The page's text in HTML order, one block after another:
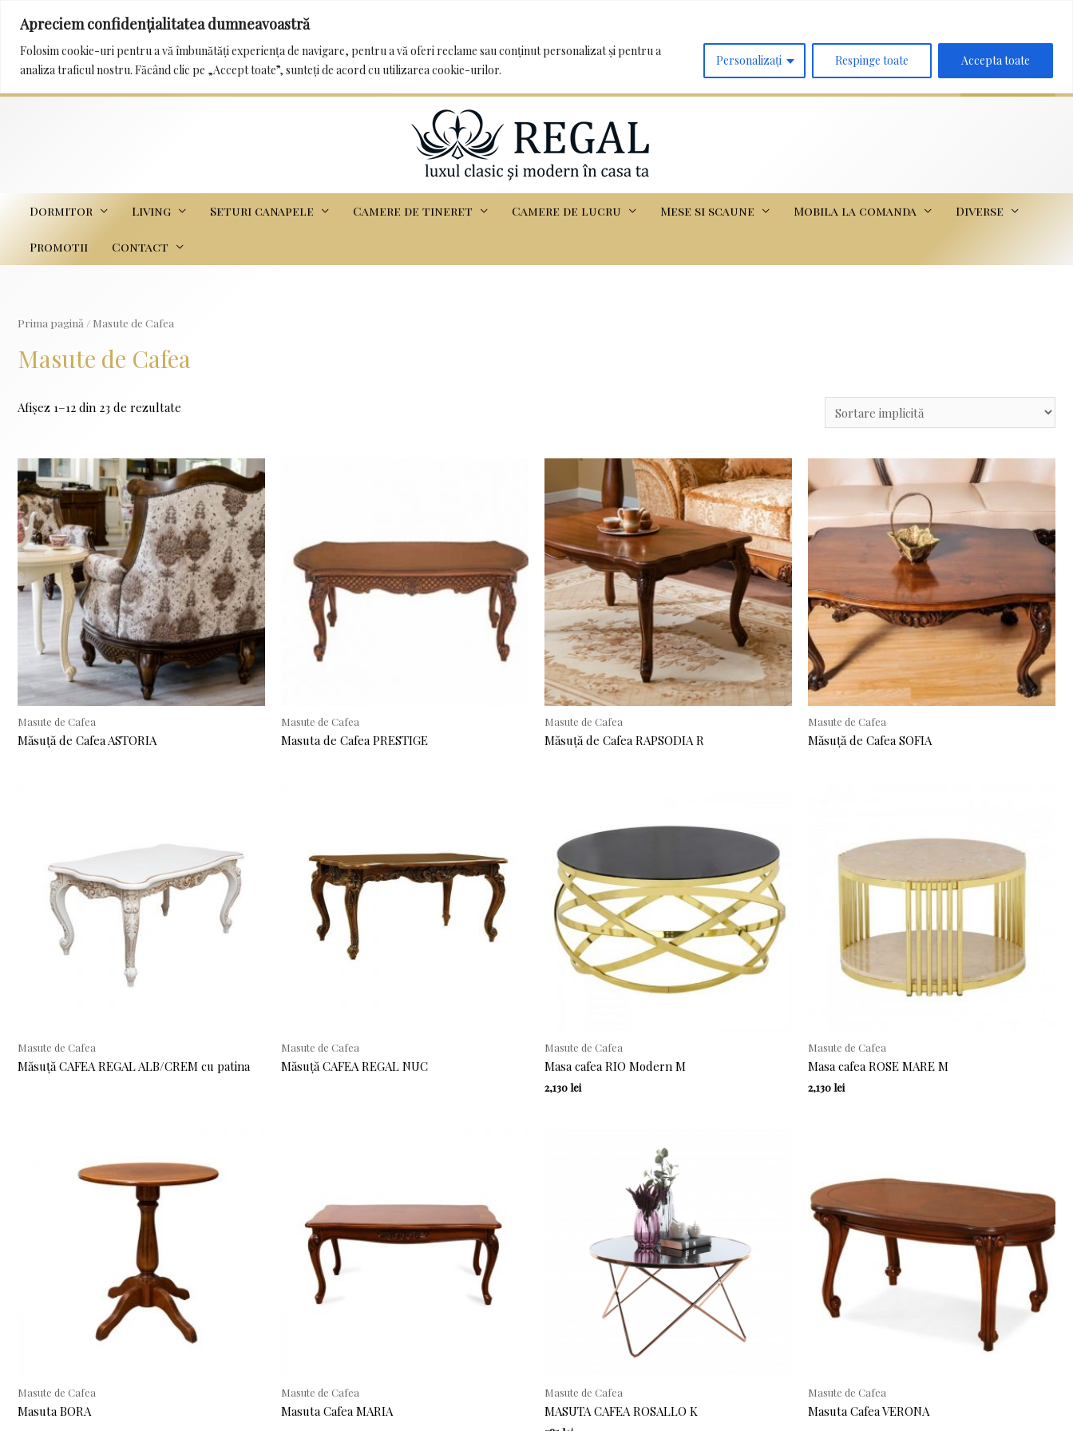
Apreciem confidențialitatea dumneavoastră
Folosim cookie-uri pentru a vă îmbunătăți experiența de navigare, pentru a vă oferi reclame sau conținut personalizat și pentru a
analiza traficul nostru. Făcând clic pe „Accept toate”, sunteți de acord cu utilizarea cookie-urilor.
Personalizați Respinge toate Accepta toate
0232 222 233 / 0745 989 114 mobila_trans@yahoo.com | Clădirea Basarabia - Iasi
Dormitor Living Seturi canapele Camere de tineret Camere de lucru Mese si scaune Mobila la comanda Diverse
Promotii Contact
Prima pagină / Masute de Cafea
Masute de Cafea
Afișez 1–12 din 23 de rezultate
Masute de Cafea
Măsuță de Cafea ASTORIA
Masute de Cafea
Masuta de Cafea PRESTIGE
Masute de Cafea
Măsuță de Cafea RAPSODIA R
Masute de Cafea
Măsuță de Cafea SOFIA
Masute de Cafea
Măsuță CAFEA REGAL ALB/CREM cu patina
Masute de Cafea
Măsuță CAFEA REGAL NUC
Masute de Cafea
Masa cafea RIO Modern M
2,130lei
Masute de Cafea
Masa cafea ROSE MARE M
2,130lei
Masute de Cafea
Masuta BORA
Masute de Cafea
Masuta Cafea MARIA
Masute de Cafea
MASUTA CAFEA ROSALLO K
Masute de Cafea
Masuta Cafea VERONA